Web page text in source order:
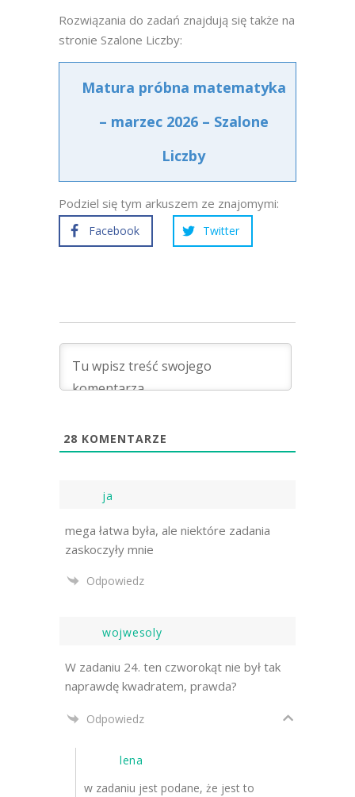
Rozwiązania do zadań znajdują się także na
stronie Szalone Liczby:
Matura próbna matematyka
– marzec 2026 – Szalone
Liczby
Podziel się tym arkuszem ze znajomymi:
Facebook Twitter
28 KOMENTARZE
ja
mega łatwa była, ale niektóre zadania
zaskoczyły mnie
Odpowiedz
wojwesoly
W zadaniu 24. ten czworokąt nie był tak
naprawdę kwadratem, prawda?
Odpowiedz
lena
w zadaniu jest podane, że jest to